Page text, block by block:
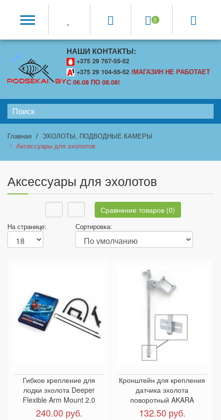
0
НАШИ КОНТАКТЫ:
+375 29 767-55-52
+375 29 104-55-52 !МАГАЗИН НЕ РАБОТАЕТ
С 06.08 ПО 08.08!
Главная
ЭХОЛОТЫ, ПОДВОДНЫЕ КАМЕРЫ
Аксессуары для эхолотов
Аксессуары для эхолотов
Сравнение товаров (0)
На странице: Сортировка:
Гибкое крепление для
лодки эхолота Deeper
Flexible Arm Mount 2.0
240.00 руб.
Кронштейн для крепления
датчика эхолота
поворотный AKARA
132.50 руб.